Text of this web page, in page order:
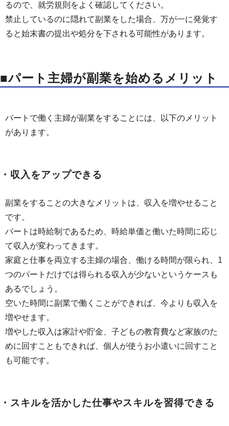
るので、就労規則をよく確認してください。
禁止しているのに隠れて副業をした場合、万が一に発覚す
ると始末書の提出や処分を下される可能性があります。
■パート主婦が副業を始めるメリット
パートで働く主婦が副業をすることには、以下のメリット
があります。
・収入をアップできる
副業をすることの大きなメリットは、収入を増やせること
です。
パートは時給制であるため、時給単価と働いた時間に応じ
て収入が変わってきます。
家庭と仕事を両立する主婦の場合、働ける時間が限られ、1
つのパートだけでは得られる収入が少ないというケースも
あるでしょう。
空いた時間に副業で働くことができれば、今よりも収入を
増やせます。
増やした収入は家計や貯金、子どもの教育費など家族のた
めに回すこともできれば、個人が使うお小遣いに回すこと
も可能です。
・スキルを活かした仕事やスキルを習得できる